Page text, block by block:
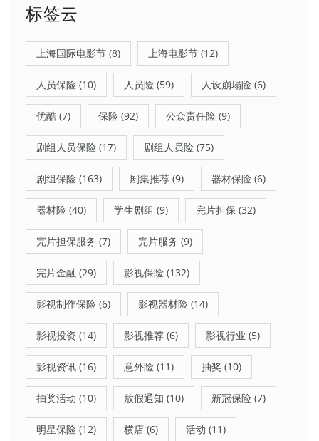
标签云
上海国际电影节 (8) 上海电影节 (12)
人员保险 (10) 人员险 (59) 人设崩塌险 (6)
优酷 (7) 保险 (92) 公众责任险 (9)
剧组人员保险 (17) 剧组人员险 (75)
剧组保险 (163) 剧集推荐 (9) 器材保险 (6)
器材险 (40) 学生剧组 (9) 完片担保 (32)
完片担保服务 (7) 完片服务 (9)
完片金融 (29) 影视保险 (132)
影视制作保险 (6) 影视器材险 (14)
影视投资 (14) 影视推荐 (6) 影视行业 (5)
影视资讯 (16) 意外险 (11) 抽奖 (10)
抽奖活动 (10) 放假通知 (10) 新冠保险 (7)
明星保险 (12) 横店 (6) 活动 (11)